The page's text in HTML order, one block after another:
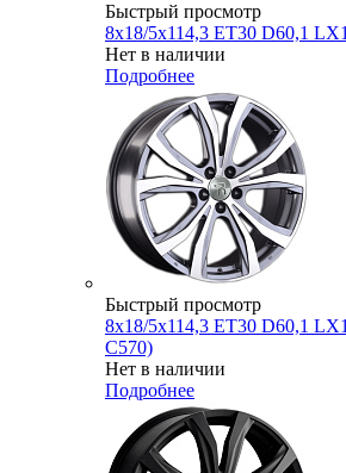
Быстрый просмотр
8x18/5x114,3 ET30 D60,1
Нет в наличии
Подробнее
Быстрый просмотр
8x18/5x114,3 ET30 D60,1
C570)
Нет в наличии
Подробнее